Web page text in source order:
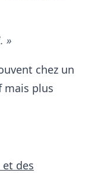
»
chez un
mais plus
des